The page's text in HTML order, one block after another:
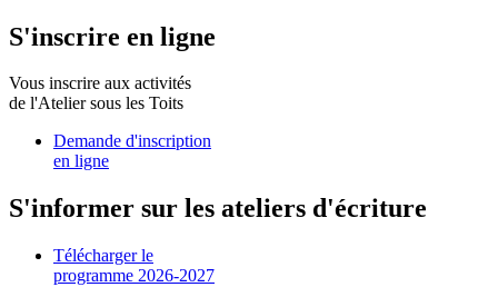
S'inscrire en ligne
Vous inscrire aux activités
de l'Atelier sous les Toits
Demande d'inscription
en ligne
S'informer sur les ateliers d'écriture
Télécharger le
programme 2026-2027